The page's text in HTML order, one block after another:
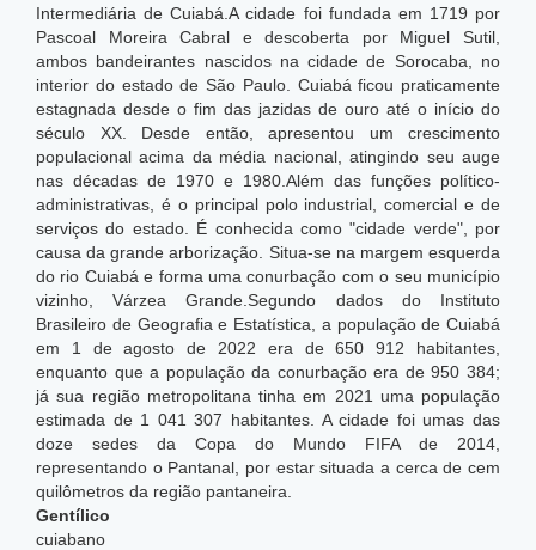
Intermediária de Cuiabá.A cidade foi fundada em 1719 por
Pascoal Moreira Cabral e descoberta por Miguel Sutil,
ambos bandeirantes nascidos na cidade de Sorocaba, no
interior do estado de São Paulo. Cuiabá ficou praticamente
estagnada desde o fim das jazidas de ouro até o início do
século XX. Desde então, apresentou um crescimento
populacional acima da média nacional, atingindo seu auge
nas décadas de 1970 e 1980.Além das funções político-
administrativas, é o principal polo industrial, comercial e de
serviços do estado. É conhecida como "cidade verde", por
causa da grande arborização. Situa-se na margem esquerda
do rio Cuiabá e forma uma conurbação com o seu município
vizinho, Várzea Grande.Segundo dados do Instituto
Brasileiro de Geografia e Estatística, a população de Cuiabá
em 1 de agosto de 2022 era de 650 912 habitantes,
enquanto que a população da conurbação era de 950 384;
já sua região metropolitana tinha em 2021 uma população
estimada de 1 041 307 habitantes. A cidade foi umas das
doze sedes da Copa do Mundo FIFA de 2014,
representando o Pantanal, por estar situada a cerca de cem
quilômetros da região pantaneira.
Gentílico
cuiabano